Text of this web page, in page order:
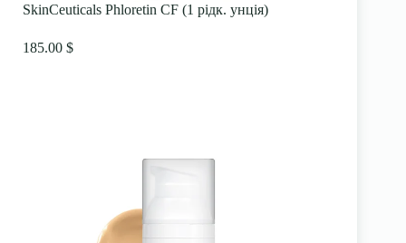
SkinCeuticals Phloretin CF (1 рідк. унція)
185.00 $